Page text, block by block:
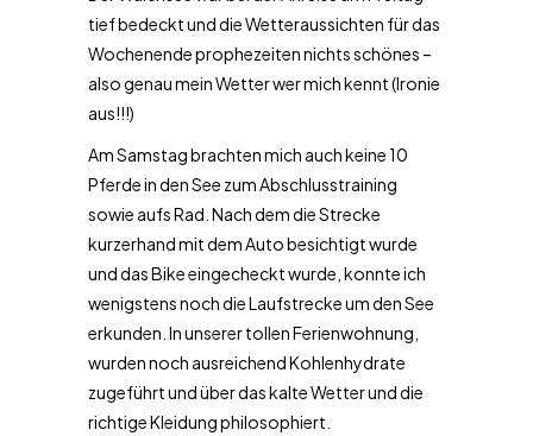
tief bedeckt und die Wetteraussichten für das
Wochenende prophezeiten nichts schönes –
also genau mein Wetter wer mich kennt (Ironie
aus!!!)
Am Samstag brachten mich auch keine 10
Pferde in den See zum Abschlusstraining
sowie aufs Rad. Nach dem die Strecke
kurzerhand mit dem Auto besichtigt wurde
und das Bike eingecheckt wurde, konnte ich
wenigstens noch die Laufstrecke um den See
erkunden. In unserer tollen Ferienwohnung,
wurden noch ausreichend Kohlenhydrate
zugeführt und über das kalte Wetter und die
richtige Kleidung philosophiert.